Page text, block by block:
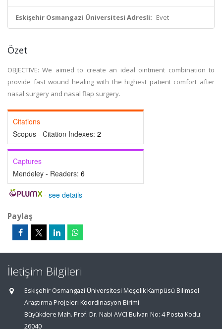
Eskişehir Osmangazi Üniversitesi Adresli: Evet
Özet
OBJECTIVE: We aimed to create an ideal ointment combination to
provide fast wound healing with the highest patient comfort after
nasal surgery and nasal flap surgery.
Citations
Scopus - Citation Indexes: 2
Captures
Mendeley - Readers: 6
- see details
Paylaş
İletişim Bilgileri
Eskişehir Osmangazi Üniversitesi Meşelik Kampüsü Bilimsel
Araştırma Projeleri Koordinasyon Birimi
Büyükdere Mah. Prof. Dr. Nabi AVCI Bulvarı No: 4 Posta Kodu:
26040